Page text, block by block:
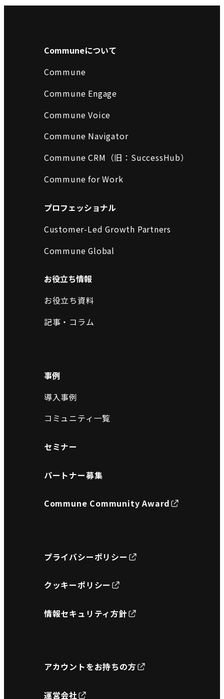
Communeについて
Commune
Commune Engage
Commune Voice
Commune Navigator
Commune CRM（旧：SuccessHub）
Commune for Work
プロフェッショナル
Customer-Led Growth Partners
Commune Global
お役立ち情報
お役立ち資料
記事・コラム
事例
導入事例
コミュニティ一覧
セミナー
パートナー募集
Commune Community Award
プライバシーポリシー
クッキーポリシー
情報セキュリティ方針
アカウントをお持ちの方
運営会社